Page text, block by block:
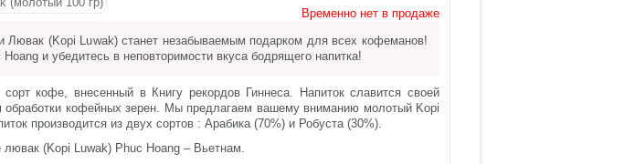
Временно нет в продаже
(Kopi Luwak) станет незабываемым подарком для всех кофеманов!
и убедитесь в неповторимости вкуса бодрящего напитка!
кофе, внесенный в Книгу рекордов Гиннеса. Напиток славится своей
обработки кофейных зерен. Мы предлагаем вашему вниманию молотый Kopi
производится из двух сортов : Арабика (70%) и Робуста (30%).
лювак (Kopi Luwak) Phuc Hoang – Вьетнам.